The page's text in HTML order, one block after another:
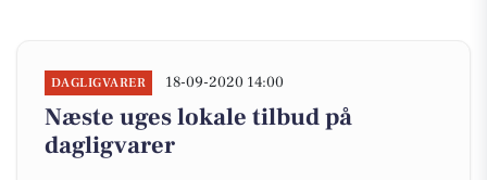
DAGLIGVARER 18-09-2020 14:00
Næste uges lokale tilbud på
dagligvarer